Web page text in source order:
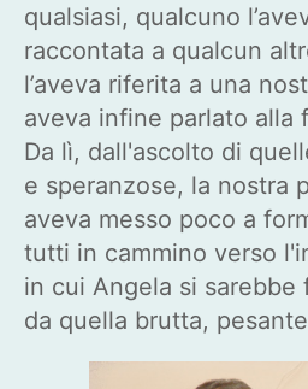
qualsiasi, qualcuno
raccontata a qualcun
l’aveva riferita a una
aveva infine parlato alla
Da lì, dall'ascolto di
e speranzose, la nostra
aveva messo poco a
tutti in cammino verso
in cui Angela si sarebbe
da quella brutta,